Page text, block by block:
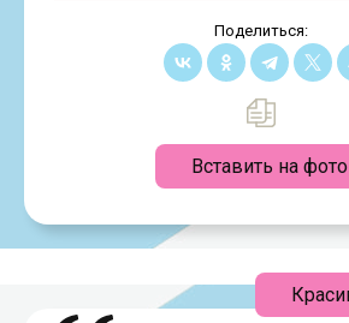
Поделиться:
Вставить на фото